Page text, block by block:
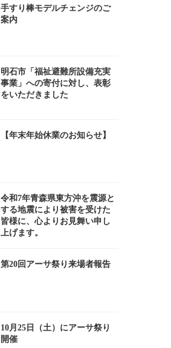
手すり棒モデルチェンジのご
案内
明石市「福祉避難所設備充実
事業」への寄付に対し、表彰
をいただきました
【年末年始休業のお知らせ】
令和7年青森県東方沖を震源と
する地震により被害を受けた
皆様に、心よりお見舞い申し
上げます。
第20回アーサ祭り来場者報告
10月25日（土）にアーサ祭り
開催